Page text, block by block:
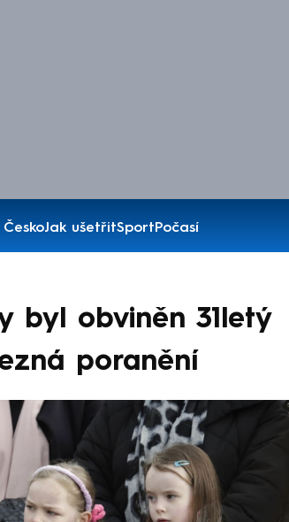
Jak ušetřitSportPočasí
byl obviněn 31letý
poranění